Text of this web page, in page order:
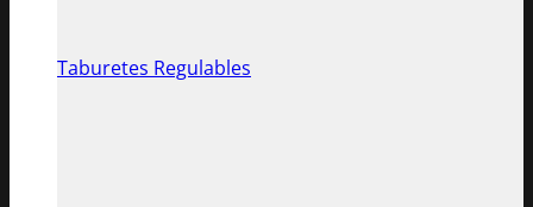
Taburetes Regulables